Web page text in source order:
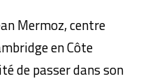
Mermoz, centre
en Côte
de passer dans son